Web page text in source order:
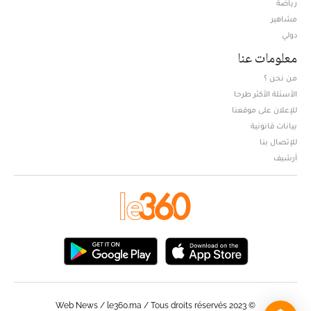
رياضة
مشاهير
دولي
معلومات عنا
من نحن ؟
الأسئلة الأكثر طرحا
للإعلان على موقعنا
بيانات قانونية
للإتصال بنا
أرشيف
© Web News / le360.ma / Tous droits réservés 2023